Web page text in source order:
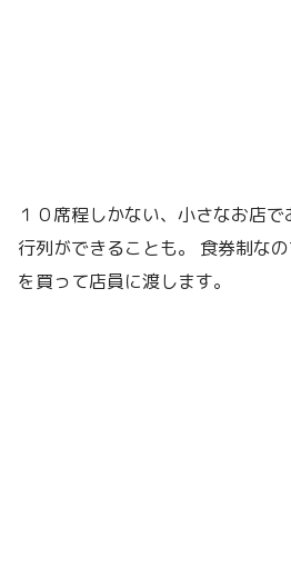
１０席程しかない、小さなお店
行列ができることも。 食券制な
を買って店員に渡します。